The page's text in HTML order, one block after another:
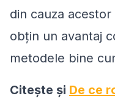
din cauza
obţin un avantaj
metodele bine
Citeşte şi De ce